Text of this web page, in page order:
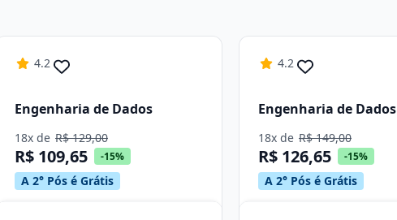
4.2
Engenharia de Dados
18x de R$ 129,00
R$ 109,65 -15%
A 2° Pós é Grátis
4.2
Engenharia de Dados
18x de R$ 149,00
R$ 126,65 -15%
A 2° Pós é Grátis